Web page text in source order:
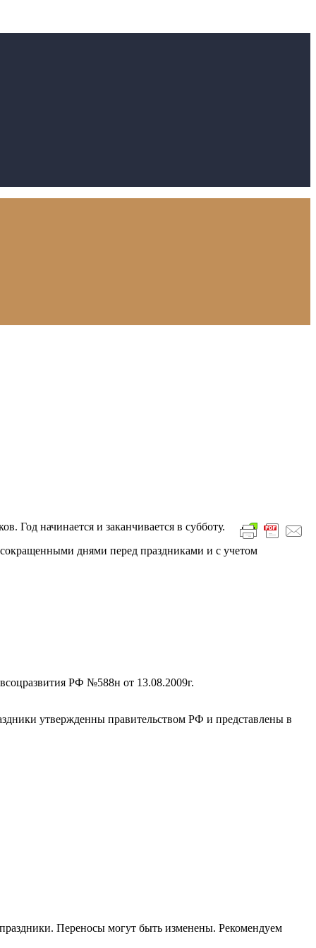
Год начинается и заканчивается в субботу.
днями перед праздниками и с учетом
РФ №588н от 13.08.2009г.
утвержденны правительством РФ и представлены в
Переносы могут быть изменены. Рекомендуем